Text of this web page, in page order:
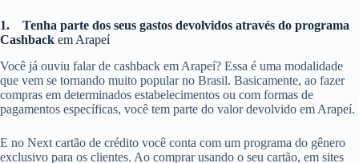
1.
Tenha parte dos seus gastos devolvidos através do programa
Cashback em Arapeí
Você já ouviu falar de cashback em Arapeí? Essa é uma modalidade
que vem se tornando muito popular no Brasil. Basicamente, ao fazer
compras em determinados estabelecimentos ou com formas de
pagamentos específicas, você tem parte do valor devolvido em Arapeí.
E no Next cartão de crédito você conta com um programa do gênero
exclusivo para os clientes. Ao comprar usando o seu cartão, em sites